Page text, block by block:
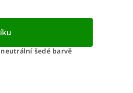
šedé barvě